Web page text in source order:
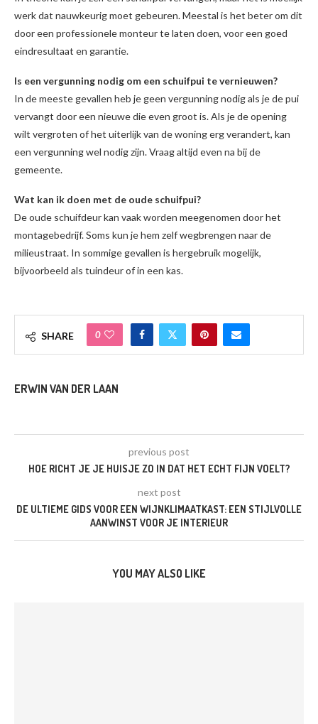
werk dat nauwkeurig moet gebeuren. Meestal is het beter om dit
door een professionele monteur te laten doen, voor een goed
eindresultaat en garantie.
Is een vergunning nodig om een schuifpui te vernieuwen?
In de meeste gevallen heb je geen vergunning nodig als je de pui
vervangt door een nieuwe die even groot is. Als je de opening
wilt vergroten of het uiterlijk van de woning erg verandert, kan
een vergunning wel nodig zijn. Vraag altijd even na bij de
gemeente.
Wat kan ik doen met de oude schuifpui?
De oude schuifdeur kan vaak worden meegenomen door het
montagebedrijf. Soms kun je hem zelf wegbrengen naar de
milieustraat. In sommige gevallen is hergebruik mogelijk,
bijvoorbeeld als tuindeur of in een kas.
SHARE 0
ERWIN VAN DER LAAN
previous post
HOE RICHT JE JE HUISJE ZO IN DAT HET ECHT FIJN VOELT?
next post
DE ULTIEME GIDS VOOR EEN WIJNKLIMAATKAST: EEN STIJLVOLLE
AANWINST VOOR JE INTERIEUR
YOU MAY ALSO LIKE